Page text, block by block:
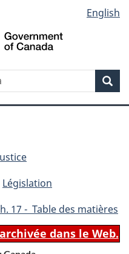
au
contenu
la
English
Législation
17 - Table des matières
dans le Web.